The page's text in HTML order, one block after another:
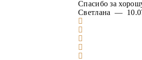
Спасибо за
Светлана —